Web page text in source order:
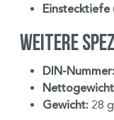
Einstecktiefe
Weitere
DIN-Nummer:
Gewicht: 28 g